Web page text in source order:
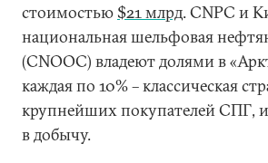
стоимостью $21 млрд. CNPC и
национальная шельфовая
(CNOOC) владеют долями в
каждая по 10% – классическая
крупнейших покупателей СПГ,
в добычу.